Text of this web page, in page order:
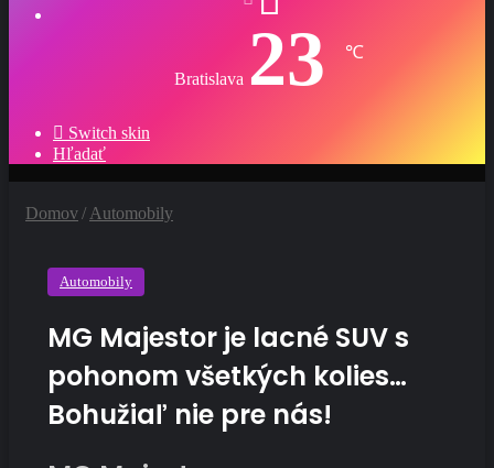
Bratislava 23 ℃
Switch skin
Hľadať
Domov/ Automobily
Automobily
MG Majestor je lacné SUV s
pohonom všetkých kolies…
Bohužiaľ nie pre nás!